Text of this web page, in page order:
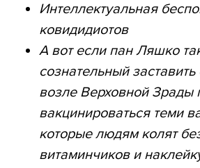
Интеллектуальная
ковидидиотов
А вот если пан Ляшко
сознательный
возле Верховной Зрады
вакцинироваться теми
которые людям колят
витаминчиков и